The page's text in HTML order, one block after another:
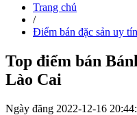
Trang chủ
/
Điểm bán đặc sản uy tín
Top điểm bán
Lào Cai
Ngày đăng 2022-12-16